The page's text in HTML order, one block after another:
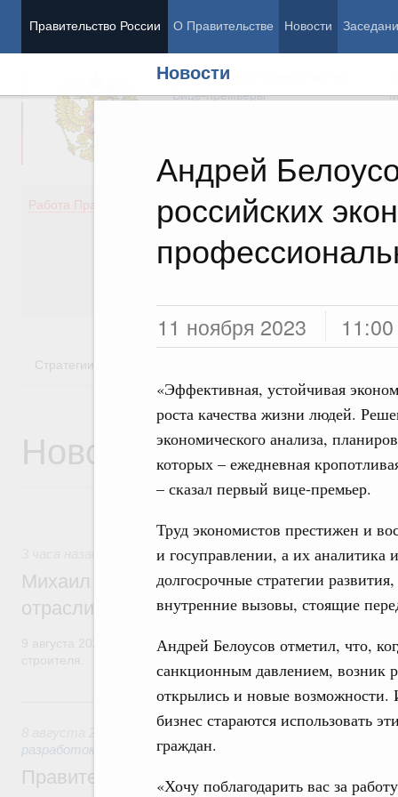
Правительство России О Правительстве Новости
Новости
Андрей
российских
11 ноября 2023 11:00
«Эффективная, устойчивая
роста качества жизни людей.
экономического анализа,
которых – ежедневная
– сказал первый вице-премьер.
Труд экономистов престижен и
и госуправлении, а их аналитика
долгосрочные стратегии
внутренние вызовы, стоящие
Андрей Белоусов отметил, что,
санкционным давлением, возник
открылись и новые возможности.
бизнес стараются использовать
граждан.
«Хочу поблагодарить вас за
Председатель Правительства
Вице-премьеры
Работа Правительства
Демография
Здоровье
Культура
Стратегии
Новости
Регулирование в сфере строительства
Михаил Мишустин поздравил
отрасли с профессиональным
9 августа 2026 года отмечается профессиональный праздник
Вчера
Государственная политика в сфере
разработок
Правительство расширило перечень